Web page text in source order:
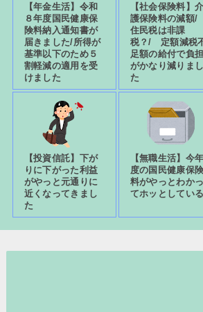
【年金生活】令和
８年度国民健康保
険料納入通知書が
届きました/所得が
基準以下のため５
割軽減の適用を受
けました
【社会保険料】介
護保険料の減額/
住民税は非課
税？/ 定額減税
足額の給付で負担
がかなり減りまし
た
【投資信託】下が
りに下がった利益
がやっと元通りに
近くなってきまし
た
【無職生活】今年
度の国民健康保険
料がやっとわかっ
てホッとしている